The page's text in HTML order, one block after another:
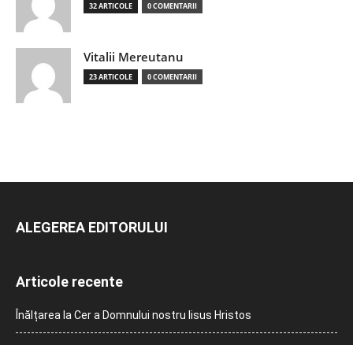
32 ARTICOLE 0 COMENTARII
Vitalii Mereutanu
23 ARTICOLE 0 COMENTARII
ALEGEREA EDITORULUI
Articole recente
Înălțarea la Cer a Domnului nostru Iisus Hristos